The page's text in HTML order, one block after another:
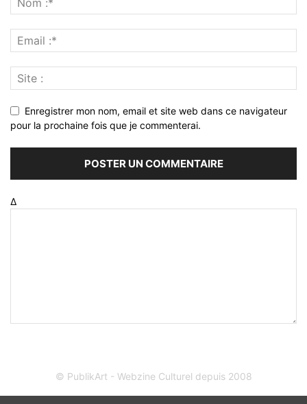
Enregistrer mon nom, email et site web dans ce navigateur
pour la prochaine fois que je commenterai.
Δ
© PublikArt - Webzine Culturel depuis 2008